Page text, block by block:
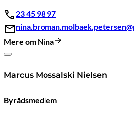
23 45 98 97
Mere om Nina
Marcus Mossalski Nielsen
Byrådsmedlem